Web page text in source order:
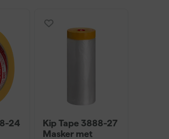
in onze top 10 muurverf voor binnen.
24
Kip Tape 3888-27
Masker met